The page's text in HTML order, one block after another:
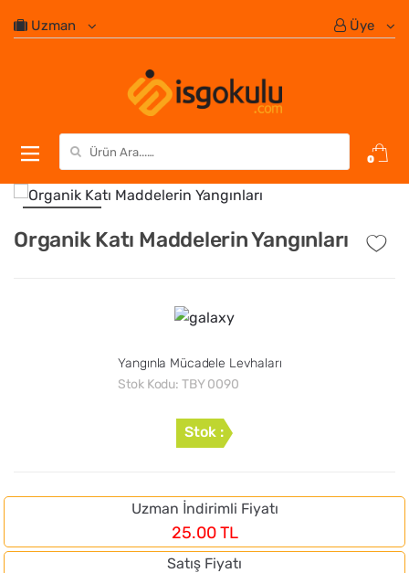
Uzman Üye
Search for:
0
Organik Katı Maddelerin Yangınları
Yangınla Mücadele Levhaları
Stok Kodu: TBY 0090
Stok :
Uzman İndirimli Fiyatı
25.00 TL
Satış Fiyatı